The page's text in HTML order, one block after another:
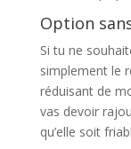
Option
Si tu ne
simplement le
réduisant de
vas devoir
qu’elle soit